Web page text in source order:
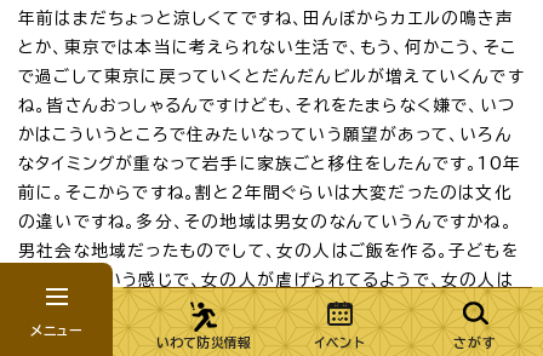
年前はまだちょっと涼しくてですね、田んぼからカエルの鳴き声
とか、東京では本当に考えられない生活で、もう、何かこう、そこ
で過ごして東京に戻っていくとだんだんビルが増えていくんです
ね。皆さんおっしゃるんですけども、それをたまらなく嫌で、いつ
かはこういうところで住みたいなっていう願望があって、いろん
なタイミングが重なって岩手に家族ごと移住をしたんです。10年
前に。そこからですね。割と2年間ぐらいは大変だったのは文化
の違いですね。多分、その地域は男女のなんていうんですかね。
男社会な地域だったものでして、女の人はご飯を作る。子どもを
育てるっていう感じで、女の人が虐げられてるようで、女の人は
女の人で、そうやって何かそういうふうに、男の人に言われてる
けど自分たちは実はうまく操作してるんだよって言っていて、そ
メニュー
いわて防災情報
イベント さがす